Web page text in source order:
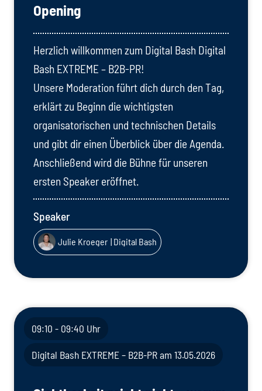
Opening
Herzlich willkommen zum Digital Bash Digital
Bash EXTREME – B2B-PR!
Unsere Moderation führt dich durch den Tag,
erklärt zu Beginn die wichtigsten
organisatorischen und technischen Details
und gibt dir einen Überblick über die Agenda.
Anschließend wird die Bühne für unseren
ersten Speaker eröffnet.
Speaker
Julie Kroeger | Digital Bash
09:10 - 09:40 Uhr
Digital Bash EXTREME – B2B-PR am 13.05.2026